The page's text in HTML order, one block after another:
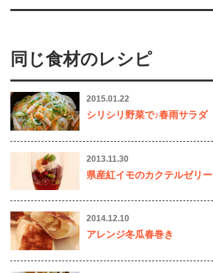
同じ食材のレシピ
2015.01.22
シリシリ野菜で♪春雨サラダ
2013.11.30
県産紅イモのカクテルゼリー
2014.12.10
アレンジ冬瓜春巻き